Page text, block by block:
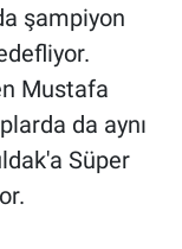
şampiyon
Mustafa
da aynı
Süper